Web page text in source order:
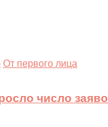
От первого лица
число